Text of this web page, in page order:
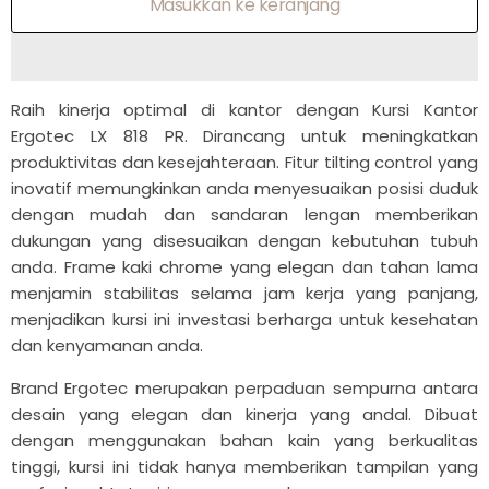
Masukkan ke keranjang
Raih kinerja optimal di kantor dengan Kursi Kantor
Ergotec LX 818 PR. Dirancang untuk meningkatkan
produktivitas dan kesejahteraan. Fitur tilting control yang
inovatif memungkinkan anda menyesuaikan posisi duduk
dengan mudah dan sandaran lengan memberikan
dukungan yang disesuaikan dengan kebutuhan tubuh
anda. Frame kaki chrome yang elegan dan tahan lama
menjamin stabilitas selama jam kerja yang panjang,
menjadikan kursi ini investasi berharga untuk kesehatan
dan kenyamanan anda.
Brand Ergotec merupakan perpaduan sempurna antara
desain yang elegan dan kinerja yang andal. Dibuat
dengan menggunakan bahan kain yang berkualitas
tinggi, kursi ini tidak hanya memberikan tampilan yang